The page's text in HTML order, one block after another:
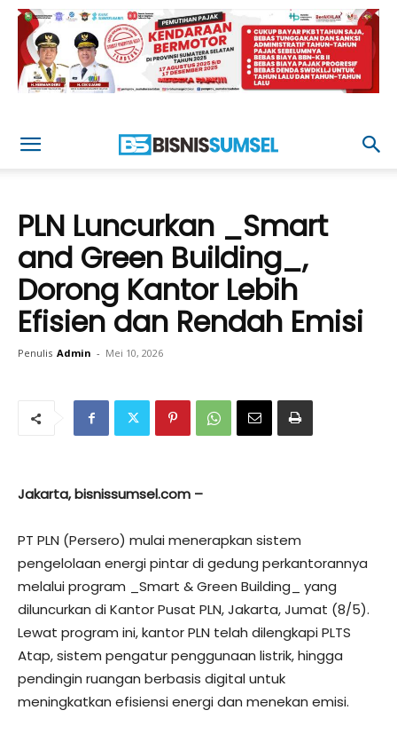
PLN Luncurkan _Smart
and Green Building_,
Dorong Kantor Lebih
Efisien dan Rendah Emisi
Penulis Admin - Mei 10, 2026
Jakarta, bisnissumsel.com –
PT PLN (Persero) mulai menerapkan sistem
pengelolaan energi pintar di gedung perkantorannya
melalui program _Smart & Green Building_ yang
diluncurkan di Kantor Pusat PLN, Jakarta, Jumat (8/5).
Lewat program ini, kantor PLN telah dilengkapi PLTS
Atap, sistem pengatur penggunaan listrik, hingga
pendingin ruangan berbasis digital untuk
meningkatkan efisiensi energi dan menekan emisi.